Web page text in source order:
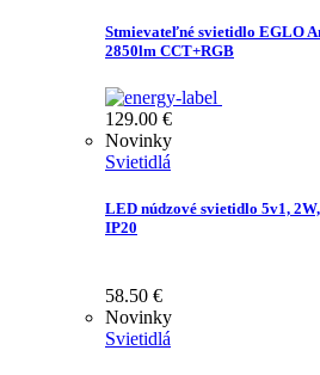
Stmievateľné svietidlo EGLO
2850lm CCT+RGB
129.00 €
Novinky
Svietidlá
LED núdzové svietidlo 5v1,
IP20
58.50 €
Novinky
Svietidlá